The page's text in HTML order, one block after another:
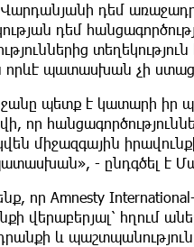
Վարդանյանի դեմ
դեմ
որևէ պատասխան չի
պետք է կատարի իր
որ
միջազգային
- ընդգծել է
որ Amnesty
վերաբերյալ՝ հղում
և